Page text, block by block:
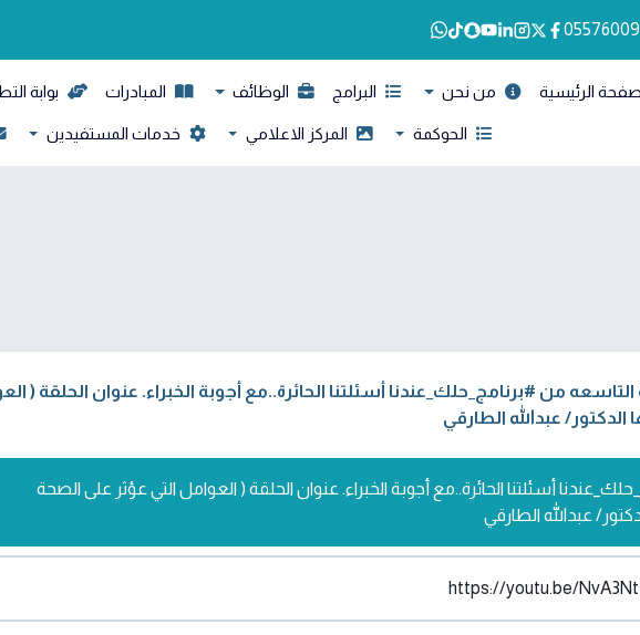
الرئيسية من نحن البرامج الوظائف المبادرات بوابة
الحوكمة المركز الاعلامي خدمات المستفيدين
التاسعه من #برنامج_حلك_عندنا أسئلتنا الحائرة..مع أجوبة الخبراء. عنوان الحلقة (
الدكتور/ عبدالله الطارقي
أسئلتنا الحائرة..مع أجوبة الخبراء. عنوان الحلقة ( العوامل التي عؤثر على الصحة
عبدالله الطارقي